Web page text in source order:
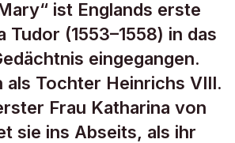
der„Bloody Mary“
ist Englands erste
Tudor (1553–1558) in das
eingegangen.
als Tochter Heinrichs VIII.
Frau Katharina von
sie ins Abseits, als ihr